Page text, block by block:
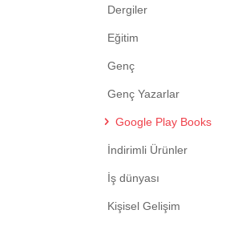
Dergiler
Eğitim
Genç
Genç Yazarlar
Google Play Books
İndirimli Ürünler
İş dünyası
Kişisel Gelişim